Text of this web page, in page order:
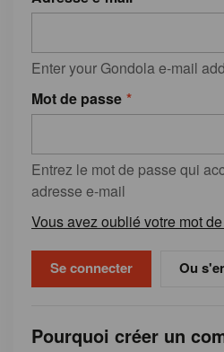
Enter your Gondola e-mail
Mot de passe
Entrez le mot de passe qui
adresse e-mail
Vous avez oublié votre mot
Ou
Pourquoi créer un